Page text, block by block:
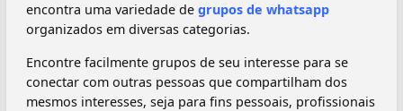
encontra uma variedade de grupos de whatsapp
organizados em diversas categorias.
Encontre facilmente grupos de seu interesse para se
conectar com outras pessoas que compartilham dos
mesmos interesses, seja para fins pessoais, profissionais